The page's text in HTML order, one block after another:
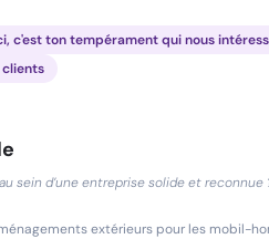
c'est ton tempérament qui nous
clients
sein d’une entreprise solide et reconnue
extérieurs pour les mobil-